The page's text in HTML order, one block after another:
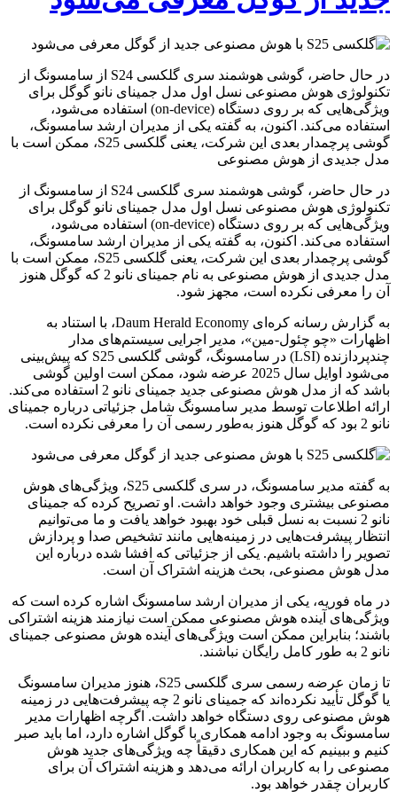
در حال حاضر، گوشی هوشمند سری گلکسی S24 از سامسونگ از
تکنولوژی هوش مصنوعی نسل اول مدل جمینای نانو گوگل برای
ویژگی‌هایی که بر روی دستگاه (on-device) استفاده می‌شود،
استفاده می‌کند. اکنون، به گفته یکی از مدیران ارشد سامسونگ،
گوشی پرچمدار بعدی این شرکت، یعنی گلکسی S25، ممکن است با
مدل جدیدی از هوش مصنوعی
در حال حاضر، گوشی هوشمند سری گلکسی S24 از سامسونگ از
تکنولوژی هوش مصنوعی نسل اول مدل جمینای نانو گوگل برای
ویژگی‌هایی که بر روی دستگاه (on-device) استفاده می‌شود،
استفاده می‌کند. اکنون، به گفته یکی از مدیران ارشد سامسونگ،
گوشی پرچمدار بعدی این شرکت، یعنی گلکسی S25، ممکن است با
مدل جدیدی از هوش مصنوعی به نام جمینای نانو 2 که گوگل هنوز
آن را معرفی نکرده است، مجهز شود.
به گزارش رسانه کره‌ای Daum Herald Economy، با استناد به
اظهارات «چو چئول-مین»، مدیر اجرایی سیستم‌های مدار
چندپردازنده (LSI) در سامسونگ، گوشی گلکسی S25 که پیش‌بینی
می‌شود اوایل سال 2025 عرضه شود، ممکن است اولین گوشی
باشد که از مدل هوش مصنوعی جدید جمینای نانو 2 استفاده می‌کند.
ارائه اطلاعات توسط مدیر سامسونگ شامل جزئیاتی درباره جمینای
نانو 2 بود که گوگل هنوز به‌طور رسمی آن را معرفی نکرده است.
به گفته مدیر سامسونگ، در سری گلکسی S25، ویژگی‌های هوش
مصنوعی بیشتری وجود خواهد داشت. او تصریح کرده که جمینای
نانو 2 نسبت به نسل قبلی خود بهبود خواهد یافت و ما می‌توانیم
انتظار پیشرفت‌هایی در زمینه‌هایی مانند تشخیص صدا و پردازش
تصویر را داشته باشیم. یکی از جزئیاتی که افشا شده درباره این
مدل هوش مصنوعی، بحث هزینه اشتراک آن است.
در ماه فوریه، یکی از مدیران ارشد سامسونگ اشاره کرده است که
ویژگی‌های آینده هوش مصنوعی ممکن است نیازمند هزینه اشتراکی
باشند؛ بنابراین ممکن است ویژگی‌های آینده هوش مصنوعی جمینای
نانو 2 به طور کامل رایگان نباشند.
تا زمان عرضه رسمی سری گلکسی S25، هنوز مدیران سامسونگ
یا گوگل تأیید نکرده‌اند که جمینای نانو 2 چه پیشرفت‌هایی در زمینه
هوش مصنوعی روی دستگاه خواهد داشت. اگرچه اظهارات مدیر
سامسونگ به وجود ادامه همکاری با گوگل اشاره دارد، اما باید صبر
کنیم و ببینیم که این همکاری دقیقاً چه ویژگی‌های جدید هوش
مصنوعی را به کاربران ارائه می‌دهد و هزینه اشتراک آن برای
کاربران چقدر خواهد بود.